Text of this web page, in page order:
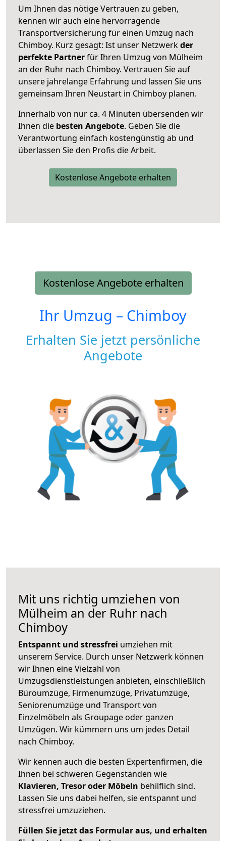
Um Ihnen das nötige Vertrauen zu geben,
kennen wir auch eine hervorragende
Transportversicherung für einen Umzug nach
Chimboy. Kurz gesagt: Ist unser Netzwerkder
perfekte Partnerfür Ihren Umzug von Mülheim
an der Ruhr nach Chimboy. Vertrauen Sie auf
unsere jahrelange Erfahrung und lassen Sie uns
gemeinsam Ihren Neustart in Chimboy planen.
Innerhalb von nur ca. 4 Minuten übersenden wir
Ihnen die besten Angebote. Geben Sie die
Verantwortung einfach kostengünstig ab und
überlassen Sie den Profis die Arbeit.
Kostenlose Angebote erhalten
Kostenlose Angebote erhalten
Ihr Umzug – Chimboy
Erhalten Sie jetzt persönliche
Angebote
Mit uns richtig umziehen von
Mülheim an der Ruhr nach
Chimboy
Entspannt und stressfrei umziehen mit
unserem Service. Durch unser Netzwerk können
wir Ihnen eine Vielzahl von
Umzugsdienstleistungen anbieten, einschließlich
Büroumzüge, Firmenumzüge, Privatumzüge,
Seniorenumzüge und Transport von
Einzelmöbeln als Groupage oder ganzen
Umzügen. Wir kümmern uns um jedes Detail
nach Chimboy.
Wir kennen auch die besten Expertenfirmen, die
Ihnen bei schweren Gegenständen wie
Klavieren, Tresor oder Möbeln behilflich sind.
Lassen Sie uns dabei helfen, sie entspannt und
stressfrei umzuziehen.
Füllen Sie jetzt das Formular aus, und erhalten